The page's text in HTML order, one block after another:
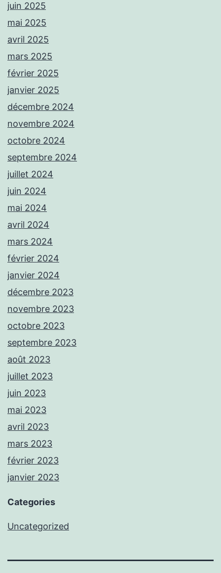
juin 2025
mai 2025
avril 2025
mars 2025
février 2025
janvier 2025
décembre 2024
novembre 2024
octobre 2024
septembre 2024
juillet 2024
juin 2024
mai 2024
avril 2024
mars 2024
février 2024
janvier 2024
décembre 2023
novembre 2023
octobre 2023
septembre 2023
août 2023
juillet 2023
juin 2023
mai 2023
avril 2023
mars 2023
février 2023
janvier 2023
Categories
Uncategorized